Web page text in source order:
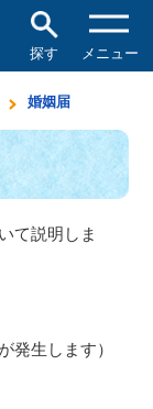
探す メニュー
婚姻届
て説明しま
発生します）